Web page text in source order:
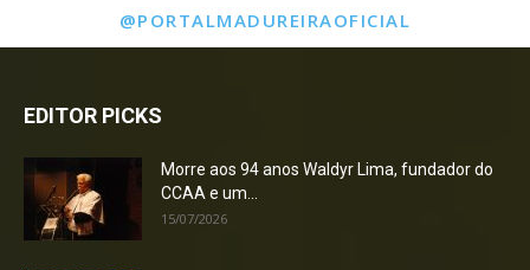
@PORTALMADUREIRAOFICIAL
EDITOR PICKS
Morre aos 94 anos Waldyr Lima, fundador do
CCAA e um...
15/07/2026